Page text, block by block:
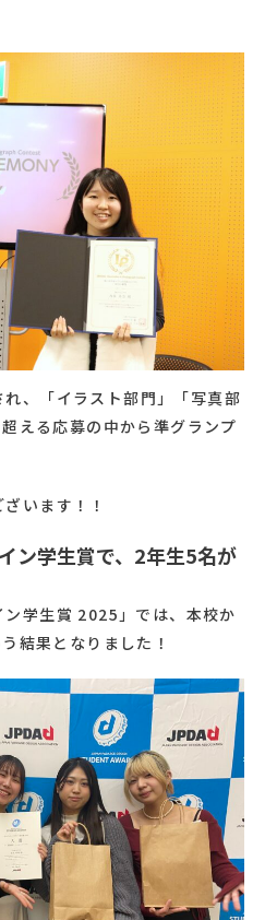
、「イラスト部門」「写真部
える応募の中から準グランプ
います！！
ン学生賞で、2年生5名が
ン学生賞 2025」では、本校か
結果となりました！